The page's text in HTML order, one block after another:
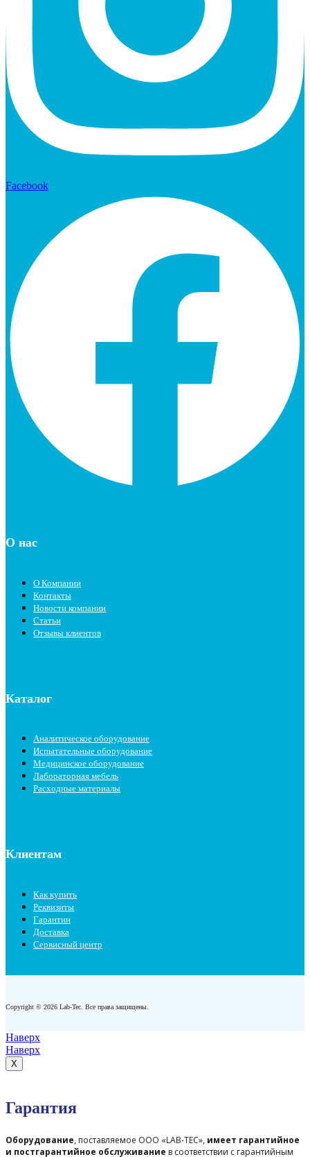
Facebook
О нас
О Компании
Контакты
Новости компании
Статьи
Отзывы клиентов
Каталог
Аналитическое оборудование
Испытательные оборудование
Медицинское оборудование
Лабораторная мебель
Расходные материалы
Клиентам
Как купить
Реквизиты
Гарантии
Доставка
Сервисный центр
Copyright © 2026 Lab-Tec. Все права защищены.
Наверх
Наверх
X
Гарантия
Оборудование, поставляемое ООО «LAB-TEC», имеет гарантийное
и постгарантийное обслуживание в соответствии с гарантийным